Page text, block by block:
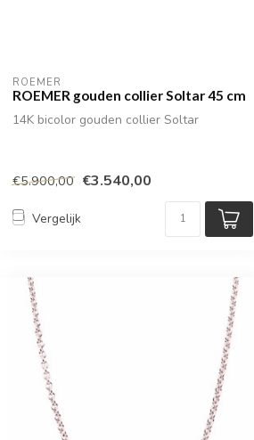
ROEMER
ROEMER gouden collier Soltar 45 cm
14K bicolor gouden collier Soltar
€5.900,00 €3.540,00
Vergelijk